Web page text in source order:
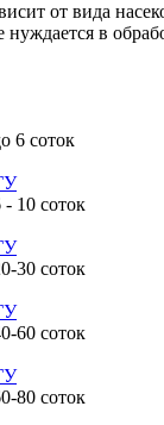
от вида
в
6 соток
10 соток
30 соток
60 соток
80 соток